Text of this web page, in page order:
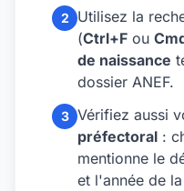
2
Utilisez la
(Ctrl+F ou
de naissance
dossier ANEF.
3 Vérifiez aussi
préfectoral :
mentionne le
et l'année de